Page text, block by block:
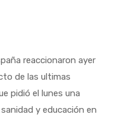
reaccionaron ayer
de las ultimas
pidió el lunes una
y educación en